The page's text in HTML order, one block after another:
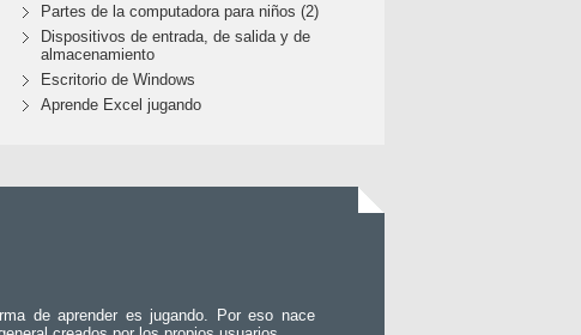
Partes de la computadora para niños (2)
Dispositivos de entrada, de salida y de
almacenamiento
Escritorio de Windows
Aprende Excel jugando
de aprender es jugando. Por eso nace